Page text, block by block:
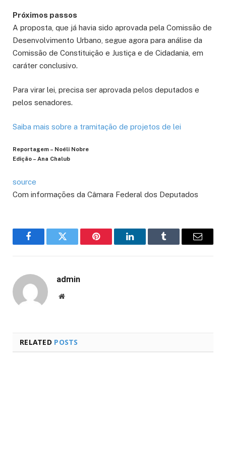
Próximos passos
A proposta, que já havia sido aprovada pela Comissão de
Desenvolvimento Urbano, segue agora para análise da
Comissão de Constituição e Justiça e de Cidadania, em
caráter conclusivo.
Para virar lei, precisa ser aprovada pelos deputados e
pelos senadores.
Saiba mais sobre a tramitação de projetos de lei
Reportagem – Noéli Nobre
Edição – Ana Chalub
source
Com informações da Câmara Federal dos Deputados
FacebookTwitter Pinterest LinkedInTumblr Email
admin
Website
RELATED POSTS